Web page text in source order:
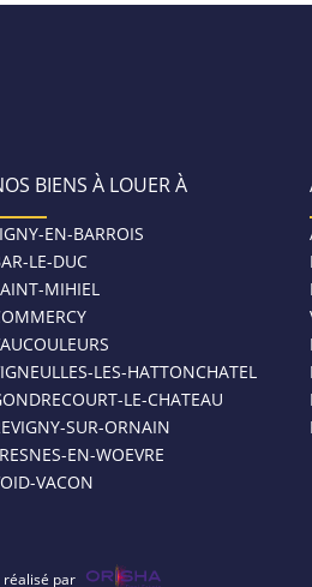
BIENS À LOUER À
EN-BARROIS
LE-DUC
MIHIEL
LES-HATTONCHATEL
LE-CHATEAU
SUR-ORNAIN
EN-WOEVRE
VACON
réalisé par